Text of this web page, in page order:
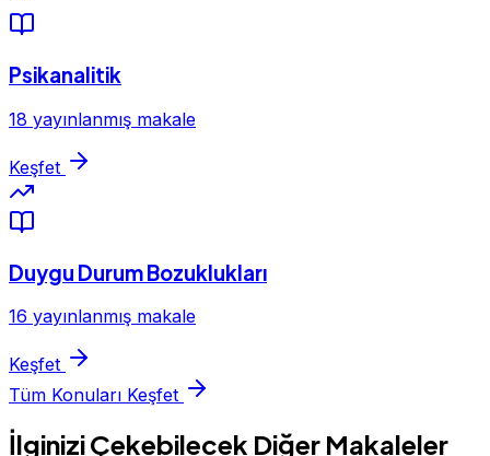
Psikanalitik
18 yayınlanmış makale
Keşfet
Duygu Durum Bozuklukları
16 yayınlanmış makale
Keşfet
Tüm Konuları Keşfet
İlginizi Çekebilecek Diğer Makaleler